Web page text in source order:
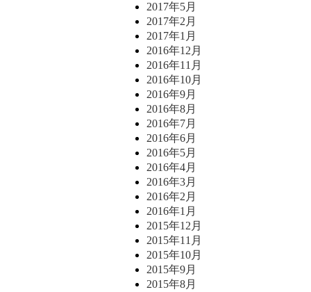
2017年5月
2017年2月
2017年1月
2016年12月
2016年11月
2016年10月
2016年9月
2016年8月
2016年7月
2016年6月
2016年5月
2016年4月
2016年3月
2016年2月
2016年1月
2015年12月
2015年11月
2015年10月
2015年9月
2015年8月